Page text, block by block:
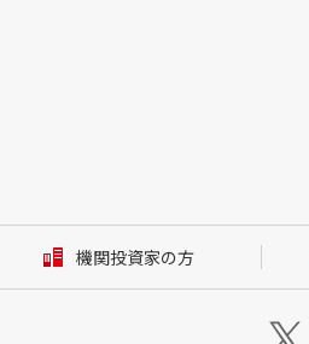
機関投資家の方